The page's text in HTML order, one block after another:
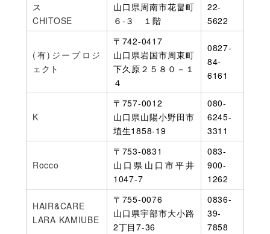
ス
CHITOSE
山口県周南市花畠町
６-３ １階
22-
5622
(有)ジープロジ
ェクト
〒742-0417
山口県岩国市周東町
下久原２５８０－１
４
0827-
84-
6161
K
〒757-0012
山口県山陽小野田市
埴生1858-19
080-
6245-
3311
Rocco
〒753-0831
山口県山口市平井
1047-7
083-
900-
1262
HAIR&CARE
LARA KAMIUBE
〒755-0076
山口県宇部市大小路
2丁目7-36
0836-
39-
7858